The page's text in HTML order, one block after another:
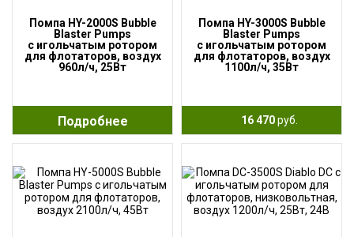
Помпа HY-2000S Bubble
Blaster Pumps
с игольчатым ротором
для флотаторов, воздух
960л/ч, 25Вт
Подробнее
Помпа HY-3000S Bubble
Blaster Pumps
с игольчатым ротором
для флотаторов, воздух
1100л/ч, 35Вт
16 470руб.